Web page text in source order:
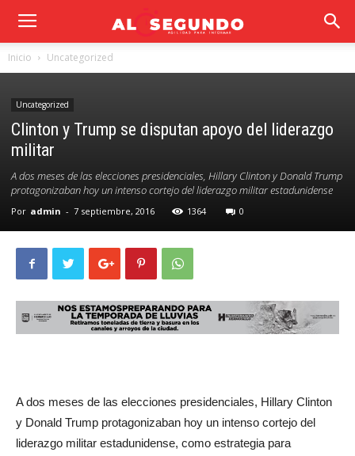
Inicio Uncategorized
Uncategorized
Clinton y Trump se disputan apoyo del liderazgo
militar
A dos meses de las elecciones presidenciales, Hillary Clinton y Donald Trump
protagonizaban hoy un intenso cortejo del liderazgo militar estadunidense
Por admin - 7 septiembre, 2016 1364 0
A dos meses de las elecciones presidenciales, Hillary Clinton
y Donald Trump protagonizaban hoy un intenso cortejo del
liderazgo militar estadunidense, como estrategia para